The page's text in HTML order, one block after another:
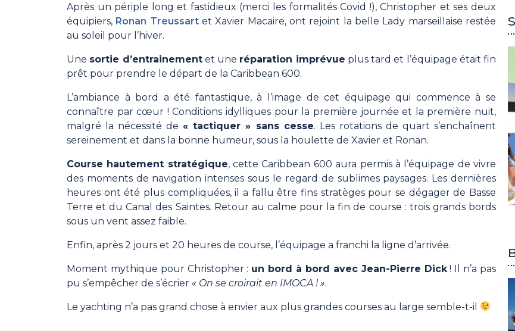
Après un périple long et fastidieux (merci les formalités Covid !), Christopher et ses deux
équipiers, Ronan Treussartet Xavier Macaire, ont rejoint la belle Lady marseillaise restée
au soleil pour l’hiver.
Une sortie d’entrainementet une réparation imprévue plus tard et l’équipage était fin
prêt pour prendre le départ de la Caribbean 600.
L’ambiance à bord a été fantastique, à l’image de cet équipage qui commence à se
connaître par cœur ! Conditions idylliques pour la première journée et la première nuit,
malgré la nécessité de« tactiquer » sans cesse. Les rotations de quart s’enchaînent
sereinement et dans la bonne humeur, sous la houlette de Xavier et Ronan.
Course hautement stratégique, cette Caribbean 600 aura permis à l’équipage de vivre
des moments de navigation intenses sous le regard de sublimes paysages. Les dernières
heures ont été plus compliquées, il a fallu être fins stratèges pour se dégager de Basse
Terre et du Canal des Saintes. Retour au calme pour la fin de course : trois grands bords
sous un vent assez faible.
Enfin, après 2 jours et 20 heures de course, l’équipage a franchi la ligne d’arrivée.
Moment mythique pour Christopher : un bord à bord avec Jean-Pierre Dick! Il n’a pas
pu s’empêcher de s’écrier « On se croirait en IMOCA ! ».
Le yachting n’a pas grand chose à envier aux plus grandes courses au large semble-t-il